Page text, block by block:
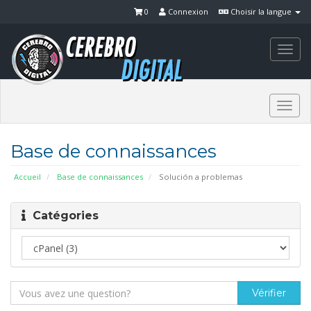
Choisir la langue
Connexion
0
Base de connaissances
Accueil Base de connaissances Solución a problemas
Catégories